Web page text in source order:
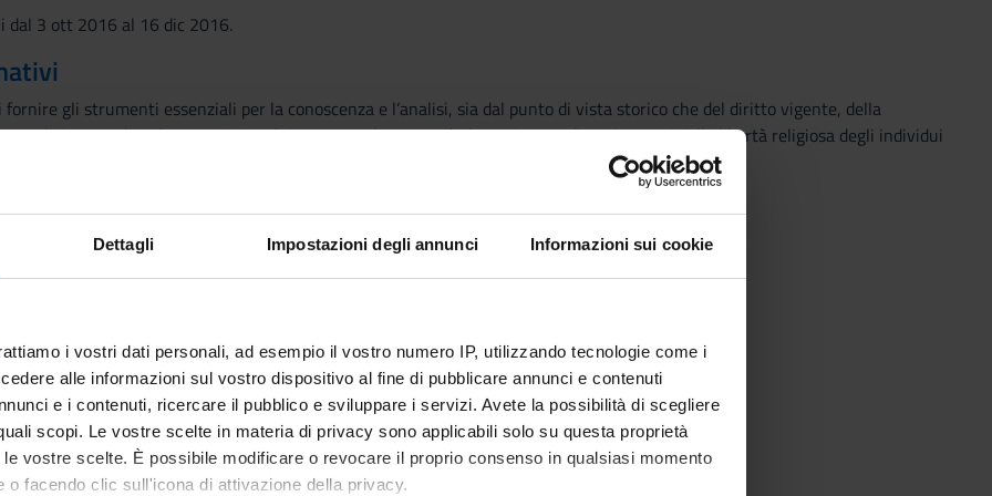
Dettagli Impostazioni degli annunci Informazioni sui cookie
i vostri dati personali, ad esempio il vostro numero IP, utilizzando tecnologie come i
alle informazioni sul vostro dispositivo al fine di pubblicare annunci e contenuti
e i contenuti, ricercare il pubblico e sviluppare i servizi. Avete la possibilità di scegliere
scopi. Le vostre scelte in materia di privacy sono applicabili solo su questa proprietà
vostre scelte. È possibile modificare o revocare il proprio consenso in qualsiasi momento
o facendo clic sull'icona di attivazione della privacy.
dal 3 ott 2016 al 16 dic 2016.
fornire gli strumenti essenziali per la conoscenza e l’analisi, sia dal punto di vista storico che del diritto vigente, della
religioso negli ordinamenti giuridici, in particolare per ciò che attiene ai diversi aspetti della libertà religiosa degli individui
italiano con la Chiesa cattolica e le altre confessioni.
sistemi di relazioni tra Stato e confessioni religiose
ed il fenomeno religioso
Stato
Santa Sede e lo Stato Città del Vaticano
Confessioni religiose
religiose
matrimonio religioso e delle sentenze ecclesiastiche matrimoniali